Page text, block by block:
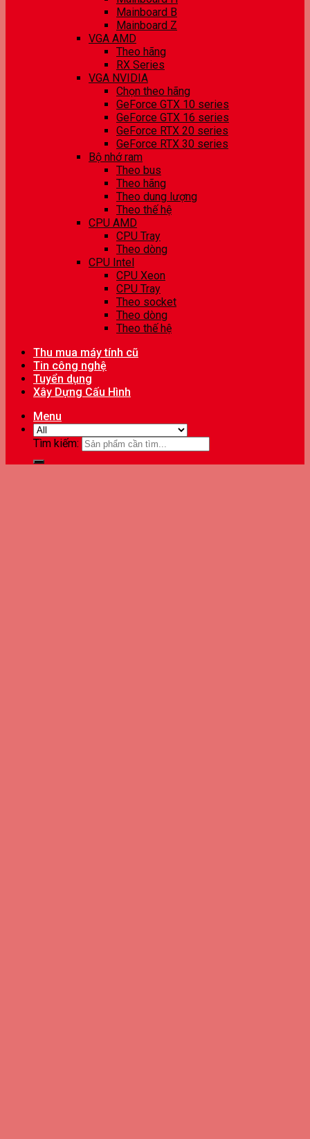
Mainboard B
Mainboard Z
VGA AMD
Theo hãng
RX Series
VGA NVIDIA
Chọn theo hãng
GeForce GTX 10 series
GeForce GTX 16 series
GeForce RTX 20 series
GeForce RTX 30 series
Bộ nhớ ram
Theo bus
Theo hãng
Theo dung lượng
Theo thế hệ
CPU AMD
CPU Tray
Theo dòng
CPU Intel
CPU Xeon
CPU Tray
Theo socket
Theo dòng
Theo thế hệ
Thu mua máy tính cũ
Tin công nghệ
Tuyển dụng
Xây Dựng Cấu Hình
Menu
Tìm kiếm: